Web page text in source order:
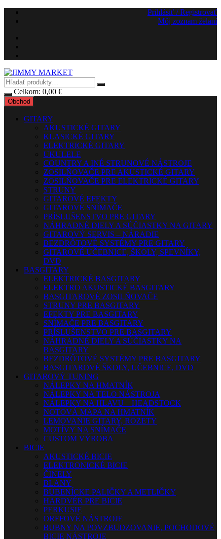
Preskočiť
Prihlásiť / Registrovať
Môj zoznam želaní
Celkom: 0,00 €
Obchod
GITARY
AKUSTICKÉ GITARY
KLASICKÉ GITARY
ELEKTRICKÉ GITARY
UKULELE
COUNTRY A INÉ STRUNOVÉ NÁSTROJE
ZOSILŇOVAČE PRE AKUSTICKÉ GITARY
ZOSILŇOVAČE PRE ELEKTRICKÉ GITARY
STRUNY
GITAROVÉ EFEKTY
GITAROVÉ SNÍMAČE
PRÍSLUŠENSTVO PRE GITARY
NÁHRADNÉ DIELY A SÚČIASTKY NA GITARY
GITAROVÝ SERVIS – NÁRADIE
BEZDRÔTOVÉ SYSTÉMY PRE GITARY
GITAROVÉ UČEBNICE, ŠKOLY, SPEVNÍKY,
DVD
BASGITARY
ELEKTRICKÉ BASGITARY
ELEKTRO AKUSTICKÉ BASGITARY
BASGITAROVÉ ZOSILŇOVAČE
STRUNY PRE BASGITARY
EFEKTY PRE BASGITARY
SNÍMAČE PRE BASGITARY
PRÍSLUŠENSTVO PRE BASGITARY
NÁHRADNÉ DIELY A SÚČIASTKY NA
BASGITARY
BEZDRÔTOVÉ SYSTÉMY PRE BASGITARY
BASGITAROVÉ ŠKOLY, UČEBNICE, DVD
GITAROVÝ TUNING
NÁLEPKY NA HMATNÍK
NÁLEPKY NA TELO NÁSTROJA
NÁLEPKY NA HLAVU – HEADSTOCK
NOTOVÁ MAPA NA HMATNÍK
LEMOVANIE GITARY, ROZETY
MOTÍVY NA SNÍMAČE
CUSTOM VÝROBA
BICIE
AKUSTICKÉ BICIE
ELEKTRONICKÉ BICIE
ČINELY
BLANY
BUBENÍCKE PALIČKY A METLIČKY
HARDVÉR PRE BICIE
PERKUSIE
ORFFOVÉ NÁSTROJE
BUBNY NA POVZBUDZOVANIE, POCHODOVÉ
BICIE NÁSTROJE